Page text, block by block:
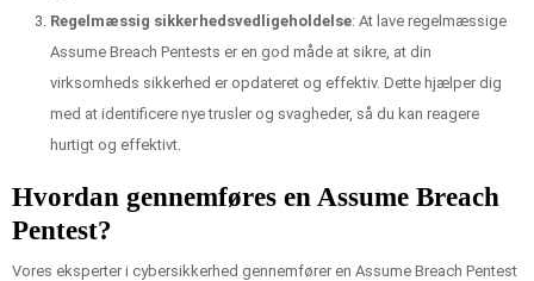
Regelmæssig sikkerhedsvedligeholdelse: At lave regelmæssige
Assume Breach Pentests er en god måde at sikre, at din
virksomheds sikkerhed er opdateret og effektiv. Dette hjælper dig
med at identificere nye trusler og svagheder, så du kan reagere
hurtigt og effektivt.
Hvordan gennemføres en Assume Breach
Pentest?
Vores eksperter i cybersikkerhed gennemfører en Assume Breach Pentest